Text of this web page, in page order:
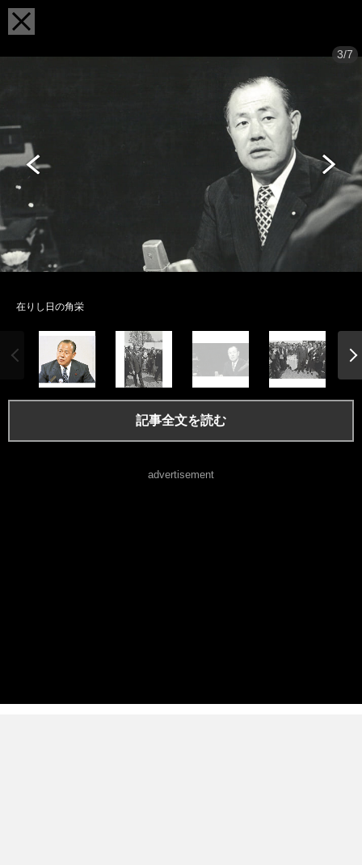
3/7
在りし日の角栄
記事全文を読む
advertisement